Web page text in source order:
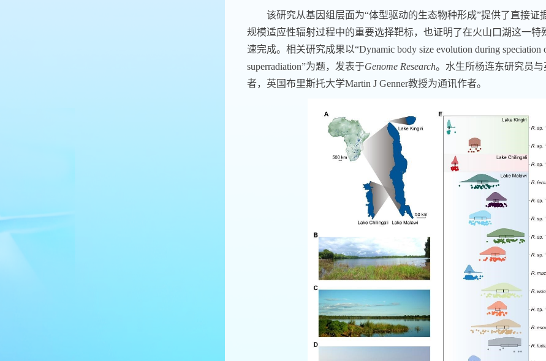
该研究从基因组层面为“体型驱动的生态物种形成”提供了直接
规模适应性辐射过程中的重要选择靶标，也证明了在火山口湖这一
速完成。相关研究成果以“Dynamic body size evolution during speciation
superradiation”为题，发表于Genome Research。水生所杨连东研究员
者，英国布里斯托大学Martin J Genner教授为通讯作者。